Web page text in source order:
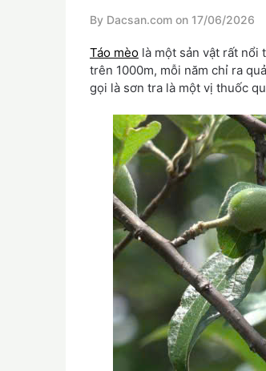
By Dacsan.com on 17/06/2026
Táo mèo là một sản vật rất nổi
trên 1000m, mỗi năm chỉ ra
gọi là sơn tra là một vị thuốc